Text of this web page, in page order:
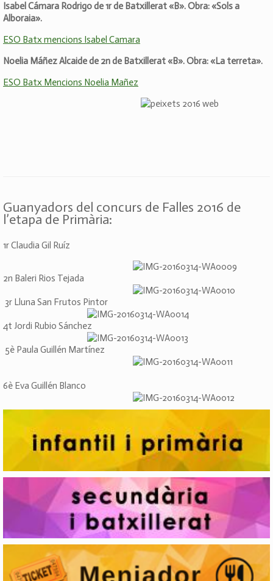
Isabel Cámara Rodrigo de 1r de Batxillerat «B». Obra: «Sols a
Alboraia».
ESO Batx mencions Isabel Camara
Noelia Máñez Alcaide de 2n de Batxillerat «B». Obra: «La terreta».
ESO Batx Mencions Noelia Mañez
Guanyadors del concurs de Falles 2016 de
l’etapa de Primària:
1r Claudia Gil Ruíz
2n Baleri Rios Tejada
3r Lluna San Frutos Pintor
4t Jordi Rubio Sánchez
5è Paula Guillén Martínez
6è Eva Guillén Blanco